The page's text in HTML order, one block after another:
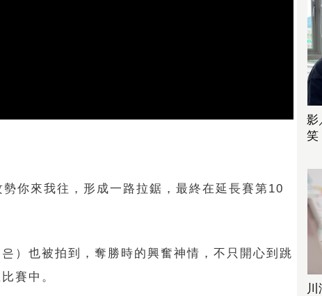
你來我往，形成一路拉鋸，最終在延長賽第10
）也被拍到，奪勝時的興奮神情，不只開心到跳
賽中。
影
笑